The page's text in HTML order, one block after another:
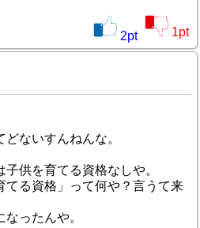
2pt 1pt
ないすんねんな。
供を育てる資格なしや。
てる資格」って何や？言うて来
ったんや。